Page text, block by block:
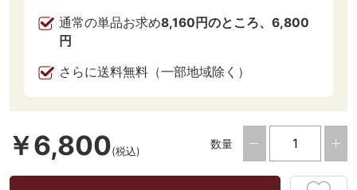
通常の単品お求め8,160円のところ、6,800
円
さらに送料無料（一部地域除く）
￥6,800(税込)
数量